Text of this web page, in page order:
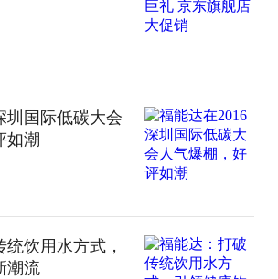
圳国际低碳大会
如潮
饮用水方式，
潮流